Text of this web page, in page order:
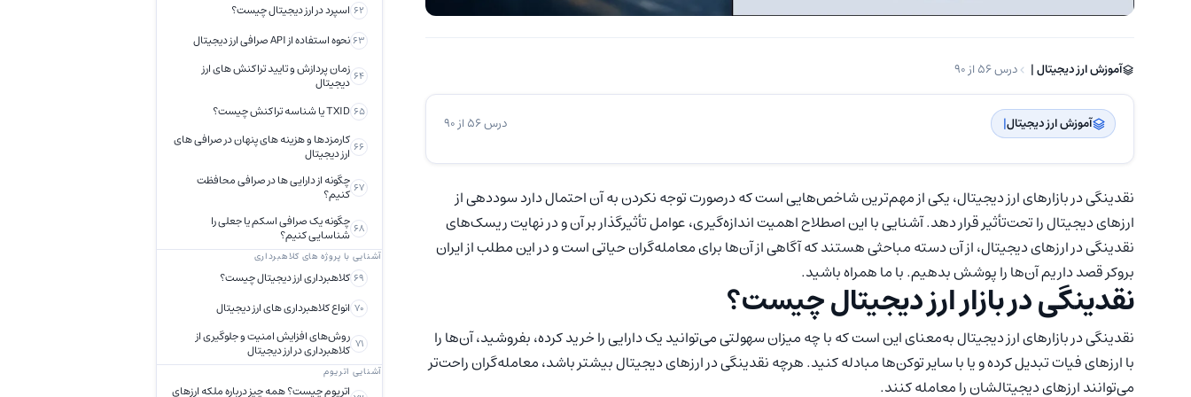
آموزش ارز دیجیتال | ‌ درس 56 از 90
آموزش ارز دیجیتال| ‌ درس 56 از 90
نقدینگی در بازارهای ارز دیجیتال، یکی از مهم‌ترین شاخص‌هایی است که درصورت توجه نکردن به آن احتمال دارد سوددهی از
ارزهای دیجیتال را تحت‌تأثیر قرار دهد. آشنایی با این اصطلاح اهمیت اندازه‌گیری، عوامل تأثیرگذار بر آن و در نهایت ریسک‌های
نقدینگی در ارزهای دیجیتال، از آن دسته مباحثی هستند که آگاهی از آن‌ها برای معامله‌گران حیاتی است و در این مطلب از ایران
بروکر قصد داریم آن‌ها را پوشش بدهیم. با ما همراه باشید.
نقدینگی در بازار ارز دیجیتال چیست؟
نقدینگی در بازارهای ارز دیجیتال به‌معنای این است که با چه میزان سهولتی می‌توانید یک دارایی را خرید کرده، بفروشید، آن‌ها را
با ارزهای فیات تبدیل کرده و یا با سایر توکن‌ها مبادله کنید. هرچه نقدینگی در ارزهای دیجیتال بیشتر باشد، معامله‌گران راحت‌تر
می‌توانند ارزهای دیجیتالشان را معامله کنند.
62 اسپرد در ارز دیجیتال چیست؟
63 نحوه استفاده از API صرافی ارز دیجیتال
64 زمان پردازش و تایید تراکنش های ارز
دیجیتال
65 TXID یا شناسه تراکنش چیست؟
66 کارمزدها و هزینه های پنهان در صرافی های
ارز دیجیتال
67 چگونه از دارایی‌ ها در صرافی محافظت
کنیم؟
68 چگونه یک صرافی اسکم یا جعلی را
شناسایی کنیم؟
آشنایی با پروژه های کلاهبرداری
69 کلاهبرداری ارز دیجیتال چیست؟
70 انواع کلاهبرداری های ارز دیجیتال
71 روش‌های افزایش امنیت و جلوگیری از
کلاهبرداری در ارز دیجیتال
آشنایی اتریوم
اتریوم چیست؟ همه چیز درباره ملکه ارزهای